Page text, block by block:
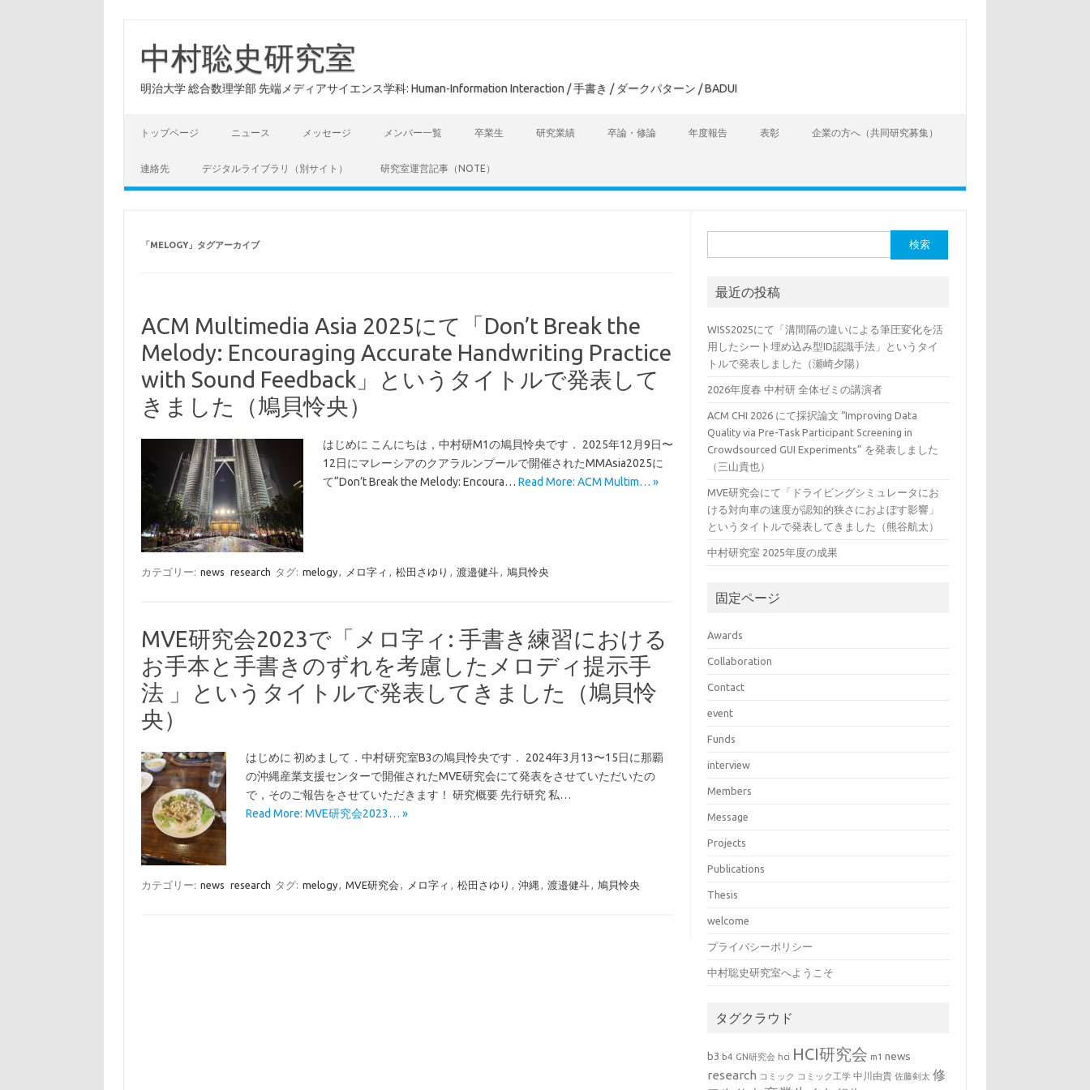
中村聡史研究室
明治大学 総合数理学部 先端メディアサイエンス学科: Human-Information Interaction / 手書き / ダークパターン / BADUI
トップページ ニュース メッセージ メンバー一覧 卒業生 研究業績 卒論・修論 年度報告 表彰 企業の方へ（共同研究募集）
連絡先 デジタルライブラリ（別サイト） 研究室運営記事（NOTE）
「MELOGY」タグアーカイブ
ACM Multimedia Asia 2025にて「Don’t Break the
Melody: Encouraging Accurate Handwriting Practice
with Sound Feedback」というタイトルで発表して
きました（鳩貝怜央）
はじめに こんにちは，中村研M1の鳩貝怜央です． 2025年12月9日〜
12日にマレーシアのクアラルンプールで開催されたMMAsia2025に
て“Don’t Break the Melody: Encoura… Read More: ACM Multim… »
カテゴリー: news research タグ: melogy, メロ字ィ , 松田さゆり , 渡邉健斗, 鳩貝怜央
MVE研究会2023で「メロ字ィ: 手書き練習における
お手本と手書きのずれを考慮したメロディ提示手
法 」というタイトルで発表してきました（鳩貝怜
央）
はじめに 初めまして．中村研究室B3の鳩貝怜央です． 2024年3月13〜15日に那覇
の沖縄産業支援センターで開催されたMVE研究会にて発表をさせていただいたの
で，そのご報告をさせていただきます！ 研究概要 先行研究 私…
Read More: MVE研究会2023… »
カテゴリー: news research タグ: melogy, MVE研究会 , メロ字ィ , 松田さゆり , 沖縄 , 渡邉健斗, 鳩貝怜央
索:
最近の投稿
WISS2025にて「溝間隔の違いによる筆圧変化を活
用したシート埋め込み型ID認識手法」というタイ
トルで発表しました（瀬崎夕陽）
2026年度春 中村研 全体ゼミの講演者
ACM CHI 2026 にて採択論文 “Improving Data
Quality via Pre-Task Participant Screening in
Crowdsourced GUI Experiments” を発表しました
（三山貴也）
MVE研究会にて「ドライビングシミュレータにお
ける対向車の速度が認知的狭さにおよぼす影響」
というタイトルで発表してきました（熊谷航太）
中村研究室 2025年度の成果
固定ページ
Awards
Collaboration
Contact
event
Funds
interview
Members
Message
Projects
Publications
Thesis
welcome
プライバシーポリシー
中村聡史研究室へようこそ
タグクラウド
b3 b4 GN研究会 hci HCI研究会 m1 news
research コミック コミック工学 中川由貴 佐藤剣太 修